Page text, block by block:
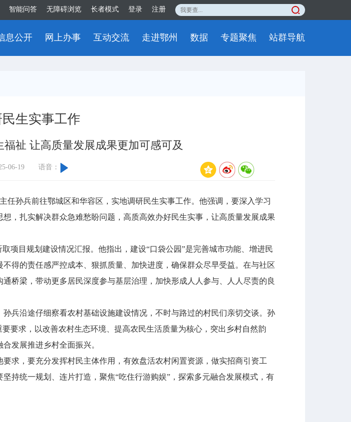
智能问答 无障碍浏览 长者模式 登录 注册
息公开 网上办事 互动交流 走进鄂州 数据 专题聚焦 站群导航
生实事工作
祉 让高质量发展成果更加可感可及
06-19 语音：
孙兵前往鄂城区和华容区，实地调研民生实事工作。他强调，要深入学习
，扎实解决群众急难愁盼问题，高质高效办好民生实事，让高质量发展成果
目规划建设情况汇报。他指出，建设“口袋公园”是完善城市功能、增进民
得的责任感严控成本、狠抓质量、加快进度，确保群众尽早受益。在与社区
桥梁，带动更多居民深度参与基层治理，加快形成人人参与、人人尽责的良
沿途仔细察看农村基础设施建设情况，不时与路过的村民们亲切交谈。孙
要求，以改善农村生态环境、提高农民生活质量为核心，突出乡村自然韵
发展推进乡村全面振兴。
，要充分发挥村民主体作用，有效盘活农村闲置资源，做实招商引资工
持统一规划、连片打造，聚焦“吃住行游购娱”，探索多元融合发展模式，有